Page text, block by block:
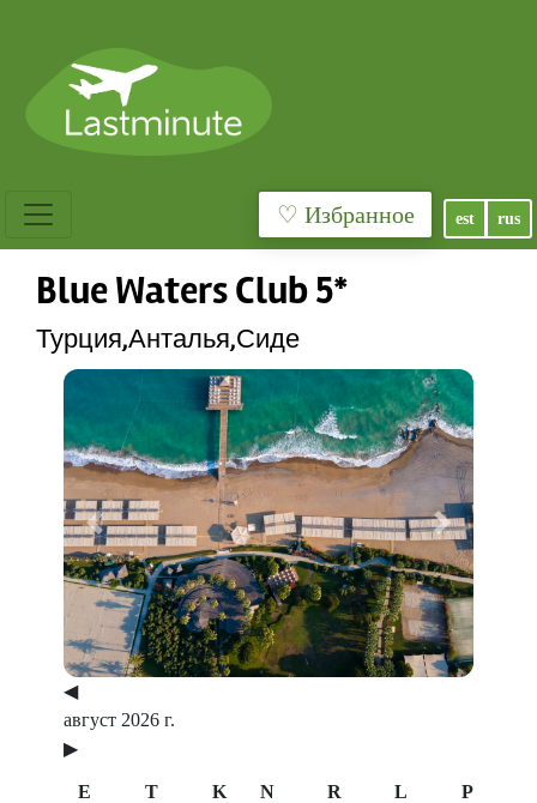
♡ Избранное est rus
Blue Waters Club 5*
Турция,Анталья,Сиде
Previous Next
◀
август 2026 г.
▶
E T K N R L P